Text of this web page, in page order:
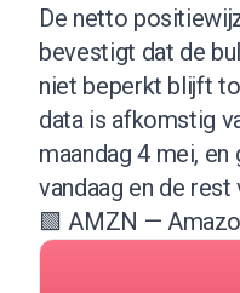
De netto
bevestigt dat de
niet beperkt blijft
data is afkomstig
maandag 4 mei,
vandaag en de rest
🟩 AMZN —